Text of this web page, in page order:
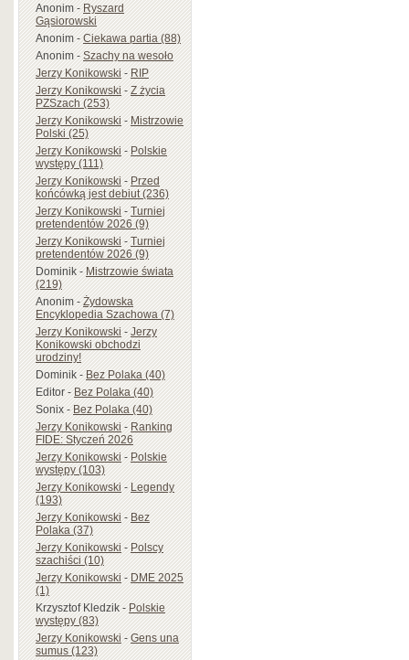
Anonim-Ryszard
Gąsiorowski
Anonim-Ciekawa partia (88)
Anonim-Szachy na wesoło
Jerzy Konikowski-RIP
Jerzy Konikowski-Z życia
PZSzach (253)
Jerzy Konikowski-Mistrzowie
Polski (25)
Jerzy Konikowski-Polskie
występy (111)
Jerzy Konikowski-Przed
końcówką jest debiut (236)
Jerzy Konikowski-Turniej
pretendentów 2026 (9)
Jerzy Konikowski-Turniej
pretendentów 2026 (9)
Dominik-Mistrzowie świata
(219)
Anonim-Żydowska
Encyklopedia Szachowa (7)
Jerzy Konikowski-Jerzy
Konikowski obchodzi
urodziny!
Dominik-Bez Polaka (40)
Editor-Bez Polaka (40)
Sonix-Bez Polaka (40)
Jerzy Konikowski-Ranking
FIDE: Styczeń 2026
Jerzy Konikowski-Polskie
występy (103)
Jerzy Konikowski-Legendy
(193)
Jerzy Konikowski-Bez
Polaka (37)
Jerzy Konikowski-Polscy
szachiści (10)
Jerzy Konikowski-DME 2025
(1)
Krzysztof Kledzik-Polskie
występy (83)
Jerzy Konikowski-Gens una
sumus (123)